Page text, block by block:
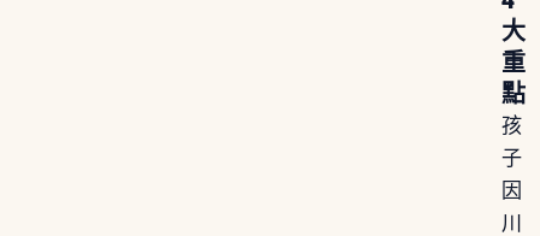
大
重
點
孩
子
因
川